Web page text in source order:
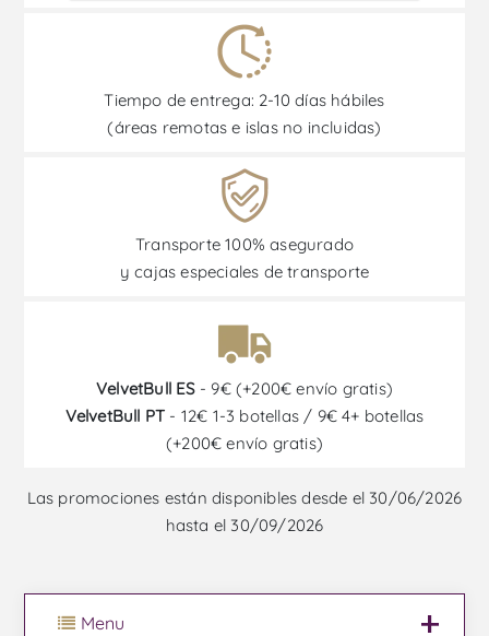
Tiempo de entrega: 2-10 días hábiles
(áreas remotas e islas no incluidas)
Transporte 100% asegurado
y cajas especiales de transporte
VelvetBull ES- 9€ (+200€ envío gratis)
VelvetBull PT - 12€ 1-3 botellas / 9€ 4+ botellas
(+200€ envío gratis)
Las promociones están disponibles desde el 30/06/2026
hasta el 30/09/2026
Menu